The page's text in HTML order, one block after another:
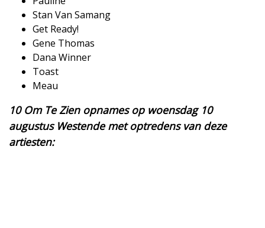
​Stan Van Samang
​Get Ready!
​Gene Thomas
​Dana Winner
​Toast
​Meau
10 Om Te Zien opnames op woensdag 10
augustus Westende met optredens van deze
artiesten: